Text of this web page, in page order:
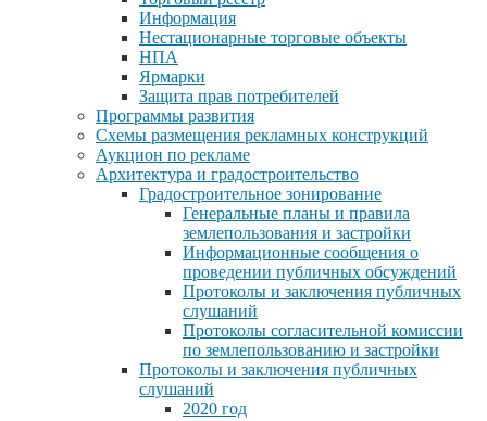
Информация
Нестационарные торговые объекты
НПА
Ярмарки
Защита прав потребителей
Программы развития
Схемы размещения рекламных конструкций
Аукцион по рекламе
Архитектура и градостроительство
Градостроительное зонирование
Генеральные планы и правила
землепользования и застройки
Информационные сообщения о
проведении публичных обсуждений
Протоколы и заключения публичных
слушаний
Протоколы согласительной комиссии
по землепользованию и застройки
Протоколы и заключения публичных
слушаний
2020 год